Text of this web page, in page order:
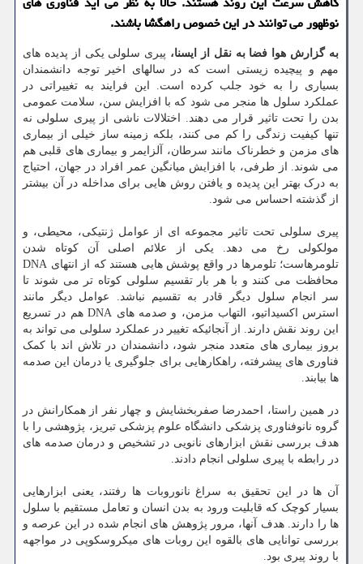
نوظهور می توانند در این خصوص راهگشا باشند.
به گزارش هوا فضا به نقل از ایسنا، پیری سلولی یکی از پدیده های
مهم و پیچیده زیستی است که در سالهای اخیر توجه دانشمندان
بسیاری را به خود جلب کرده است. این فرایند به تغییراتی در
عملکرد سلول ها منجر می شود که با افزایش سن، سلامت عمومی
بدن را تحت تاثیر قرار می دهند. اختلالات ناشی از پیری سلولی نه
تنها کیفیت زندگی را کم می کنند، بلکه زمینه ساز خیلی از بیماری
های مزمن و خطرناک مانند سرطان، آلزایمر و بیماری های قلبی هم
می شوند. از طرفی، با افزایش میانگین عمر افراد در جهان، احتیاج
به درک بهتر این پدیده و یافتن روش هایی برای مداخله در آن بیشتر
از گذشته احساس می شود.
پیری سلولی تحت تاثیر مجموعه ای از عوامل ژنتیکی، محیطی، و
مولکولی رخ می دهد. یکی از علائم اصلی آن کوتاه شدن
تلومرهاست؛ تلومرها در واقع پوشش هایی هستند که از انتهای DNA
محافظت می کنند و با هر بار تقسیم سلولی کوتاه تر می شوند تا
سر انجام سلول دیگر قادر به تقسیم نباشد. عوامل دیگر مانند
استرس اکسیداتیو، التهاب مزمن، و صدمه های DNA هم در تسریع
این روند نقش دارند. از آنجائیکه تغییر در عملکرد سلولی می تواند به
بروز بیماری های متعدد منجر شود، دانشمندان در تلاش اند با کمک
فناوری های پیشرفته، راهکارهایی برای جلوگیری یا درمان این صدمه
ها بیابند.
در همین راستا، احمدرضا صفربخشایش و چهار نفر از همکارانش در
گروه نانوفناوری پزشکی دانشگاه علوم پزشکی تبریز، پژوهشی را با
هدف بررسی نقش ابزارهای نانویی در تشخیص و درمان صدمه های
در رابطه با پیری سلولی انجام دادند.
آن ها در این تحقیق به سراغ نانوروبات ها رفتند، یعنی ابزارهایی
بسیار کوچک که قابلیت ورود به بدن انسان و تعامل مستقیم با سلول
ها را دارند. هدف آنها، مرور پژوهش های انجام شده در این عرصه و
بررسی توانایی های بالقوه این روبات های میکروسکوپی در مواجهه
با روند پیری بود.